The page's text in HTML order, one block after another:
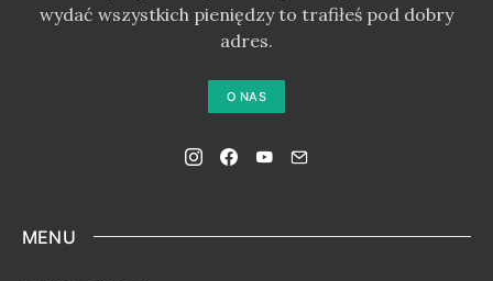
wydać wszystkich pieniędzy to trafiłeś pod dobry
adres.
O NAS
MENU